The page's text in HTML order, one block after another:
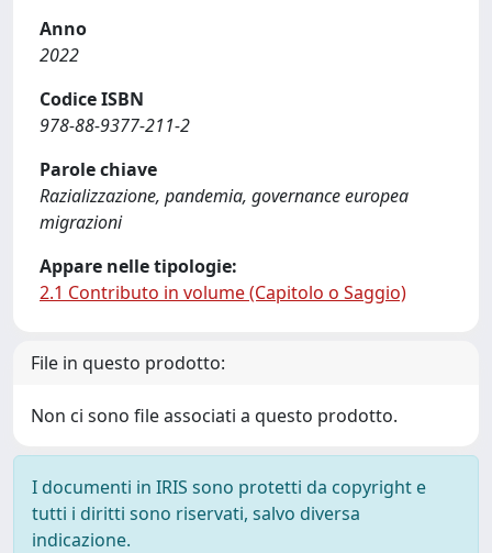
Anno
2022
Codice ISBN
978-88-9377-211-2
Parole chiave
Razializzazione, pandemia, governance europea
migrazioni
Appare nelle tipologie:
2.1 Contributo in volume (Capitolo o Saggio)
File in questo prodotto:
Non ci sono file associati a questo prodotto.
I documenti in IRIS sono protetti da copyright e
tutti i diritti sono riservati, salvo diversa
indicazione.